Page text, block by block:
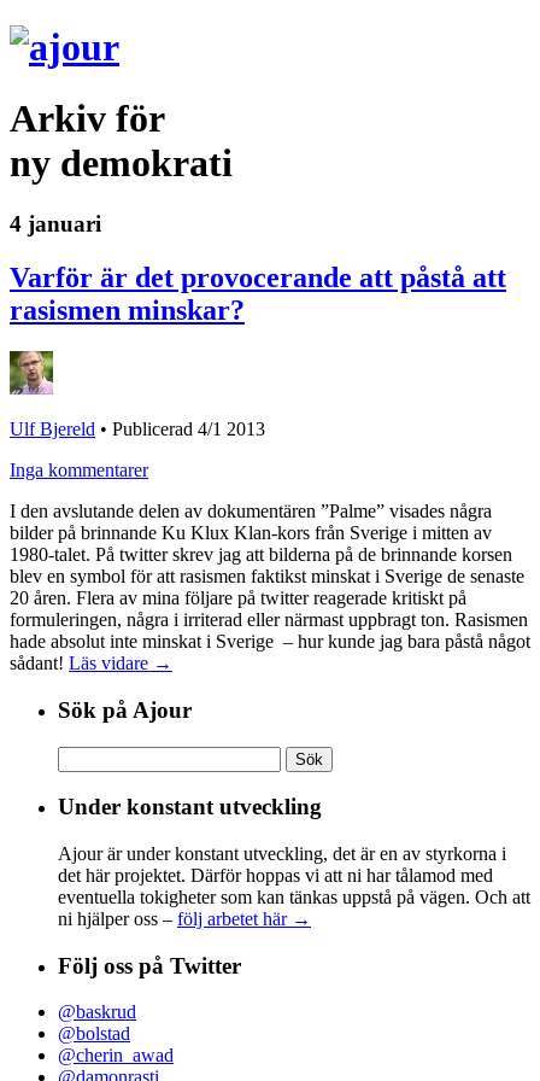
Arkiv för
ny demokrati
4 januari
Varför är det provocerande att påstå att
rasismen minskar?
Ulf Bjereld • Publicerad 4/1 2013
Inga kommentarer
I den avslutande delen av dokumentären ”Palme” visades några
bilder på brinnande Ku Klux Klan-kors från Sverige i mitten av
1980-talet. På twitter skrev jag att bilderna på de brinnande korsen
blev en symbol för att rasismen faktikst minskat i Sverige de senaste
20 åren. Flera av mina följare på twitter reagerade kritiskt på
formuleringen, några i irriterad eller närmast uppbragt ton. Rasismen
hade absolut inte minskat i Sverige – hur kunde jag bara påstå något
sådant! Läs vidare →
Sök på Ajour
efter:
Under konstant utveckling
Ajour är under konstant utveckling, det är en av styrkorna i
det här projektet. Därför hoppas vi att ni har tålamod med
eventuella tokigheter som kan tänkas uppstå på vägen. Och att
ni hjälper oss – följ arbetet här →
Följ oss på Twitter
@baskrud
@bolstad
@cherin_awad